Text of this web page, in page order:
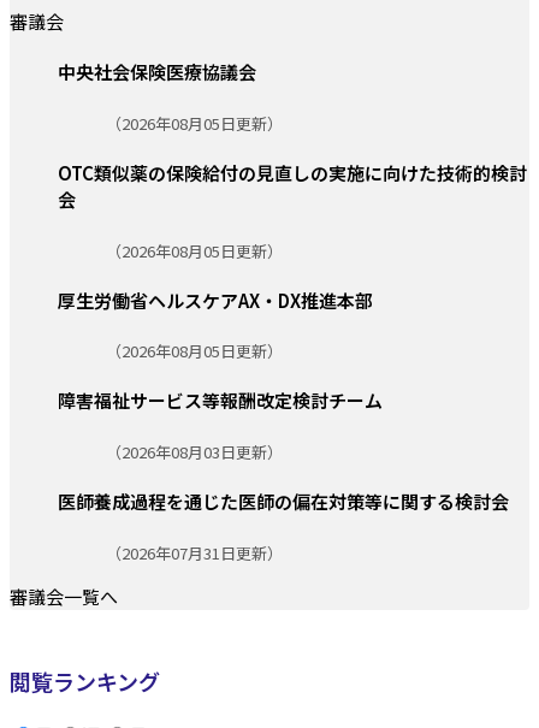
審議会
中央社会保険医療協議会
（2026年08月05日更新）
OTC類似薬の保険給付の見直しの実施に向けた技術的検討
会
（2026年08月05日更新）
厚生労働省ヘルスケアAX・DX推進本部
（2026年08月05日更新）
障害福祉サービス等報酬改定検討チーム
（2026年08月03日更新）
医師養成過程を通じた医師の偏在対策等に関する検討会
（2026年07月31日更新）
審議会一覧へ
閲覧ランキング